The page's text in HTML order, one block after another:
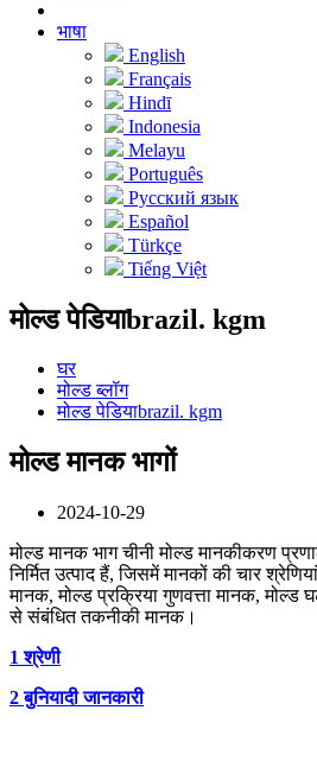
भाषा
English
Français
Hindī
Indonesia
Melayu
Português
Русский язык
Español
Türkçe
Tiếng Việt
मोल्ड पेडियाbrazil. kgm
घर
मोल्ड ब्लॉग
मोल्ड पेडियाbrazil. kgm
मोल्ड मानक भागों
2024-10-29
मोल्ड मानक भाग चीनी मोल्ड मानकीकरण
निर्मित उत्पाद हैं, जिसमें मानकों की चार
मानक, मोल्ड प्रक्रिया गुणवत्ता मानक,
से संबंधित तकनीकी मानक।
1 श्रेणी
2 बुनियादी जानकारी